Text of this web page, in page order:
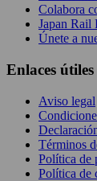
Colabora
Japan Rail
Únete a
Enlaces útiles
Aviso legal
Términos
Política de
Política de